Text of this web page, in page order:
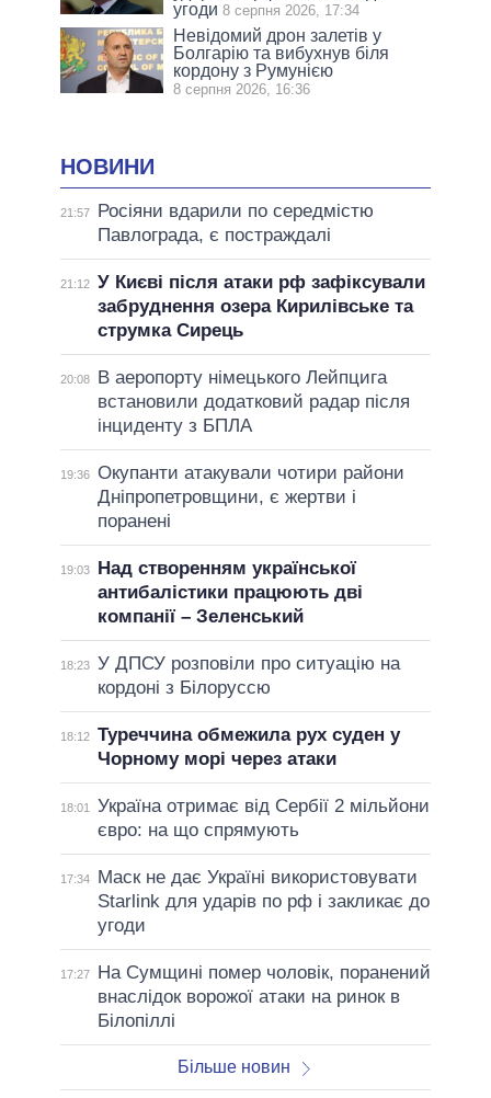
угоди 8 серпня 2026, 17:34
Невідомий дрон залетів у
Болгарію та вибухнув біля
кордону з Румунією
8 серпня 2026, 16:36
НОВИНИ
21:57
Росіяни вдарили по середмістю
Павлограда, є постраждалі
21:12 У Києві після атаки рф зафіксували
забруднення озера Кирилівське та
струмка Сирець
20:08
В аеропорту німецького Лейпцига
встановили додатковий радар після
інциденту з БПЛА
19:36 Окупанти атакували чотири райони
Дніпропетровщини, є жертви і
поранені
19:03
Над створенням української
антибалістики працюють дві
компанії – Зеленський
18:23 У ДПСУ розповіли про ситуацію на
кордоні з Білоруссю
18:12 Туреччина обмежила рух суден у
Чорному морі через атаки
18:01
Україна отримає від Сербії 2 мільйони
євро: на що спрямують
17:34
Маск не дає Україні використовувати
Starlink для ударів по рф і закликає до
угоди
17:27
На Сумщині помер чоловік, поранений
внаслідок ворожої атаки на ринок в
Білопіллі
Більше новин